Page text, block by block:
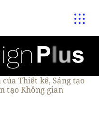
Thiết kế, Sáng tạo
tạo Không gian